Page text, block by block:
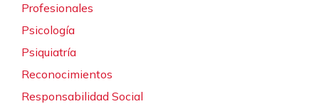
Profesionales
Psicología
Psiquiatría
Reconocimientos
Responsabilidad Social